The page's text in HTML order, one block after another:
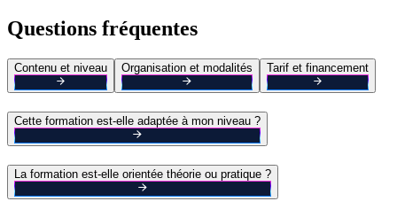
Questions fréquentes
Contenu et niveau Organisation et modalités Tarif et financement
Cette formation est-elle adaptée à mon niveau ?
La formation est-elle orientée théorie ou pratique ?